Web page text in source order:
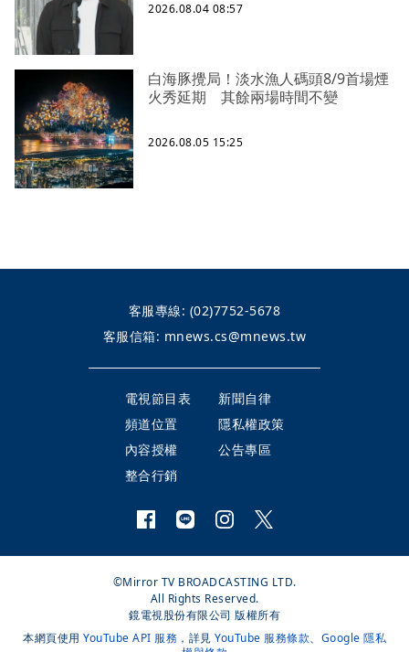
2026.08.04 08:57
白海豚攪局！淡水漁人碼頭8/9首場煙
火秀延期 其餘兩場時間不變
2026.08.05 15:25
客服專線: (02)7752-5678
客服信箱: mnews.cs@mnews.tw
電視節目表
新聞自律
頻道位置
隱私權政策
內容授權
公告專區
整合行銷
©Mirror TV BROADCASTING LTD.
All Rights Reserved.
鏡電視股份有限公司 版權所有
本網頁使用 YouTube API 服務 ，詳見 YouTube 服務條款、 Google 隱私